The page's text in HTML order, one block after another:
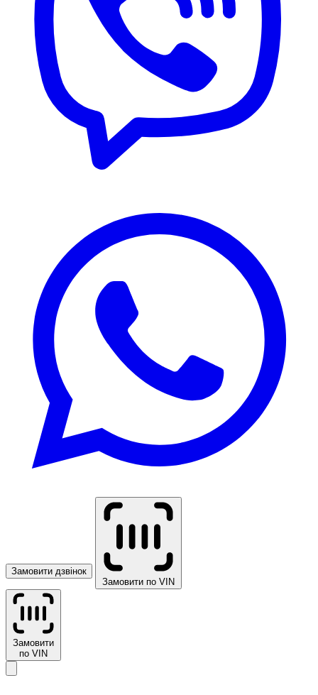
Замовити дзвінок
Замовити по VIN
Замовити
по VIN